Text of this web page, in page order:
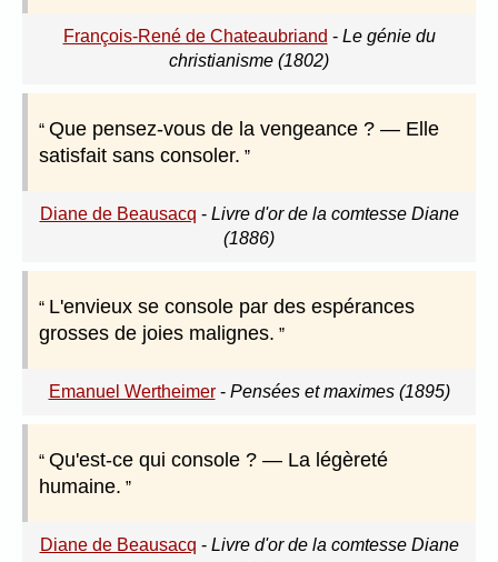
François-René de Chateaubriand - Le génie du
christianisme (1802)
Que pensez-vous de la vengeance ? — Elle
satisfait sans consoler.
Diane de Beausacq - Livre d'or de la comtesse Diane
(1886)
L'envieux se console par des espérances
grosses de joies malignes.
Emanuel Wertheimer- Pensées et maximes (1895)
Qu'est-ce qui console ? — La légèreté
humaine.
Diane de Beausacq - Livre d'or de la comtesse Diane